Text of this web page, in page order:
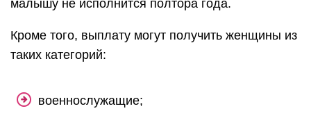
малышу не исполнится полтора года.
Кроме того, выплату могут получить женщины из
таких категорий:
военнослужащие;